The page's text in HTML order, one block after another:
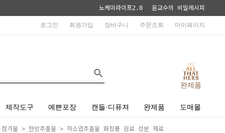
노케미라이프2.0 윤교수의 비밀레시피
로그인 회원가입 장바구니 주문조회 마이페이지
완제품
제작도구 예쁜포장 캔들·디퓨져 완제품 도매몰
가물 > 한방추출물 > 자소엽추출물 화장품 원료 성분 재료